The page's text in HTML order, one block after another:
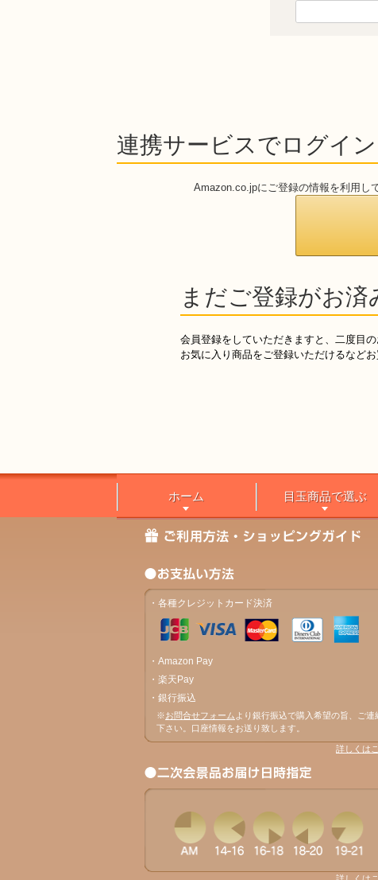
須)
連携サービスでログイ
Amazon.co.jpにご登録の情報を利用し
まだご登録がお
会員登録をしていただきますと、二度目
お気に入り商品をご登録いただけるなどお
ホーム 目玉商品で選ぶ
・各種クレジットカード決済
・Amazon Pay
・楽天Pay
・銀行振込
※お問合せフォーム より銀行振込で購入希望の旨、ご連
下さい。口座情報をお送り致します。
詳しくは